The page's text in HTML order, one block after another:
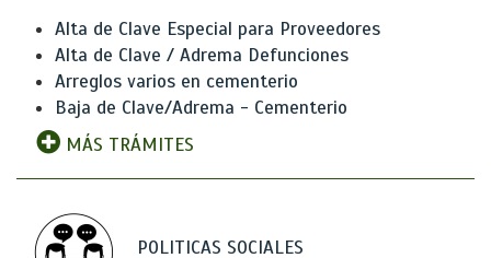
Alta de Clave Especial para Proveedores
Alta de Clave / Adrema Defunciones
Arreglos varios en cementerio
Baja de Clave/Adrema - Cementerio
MÁS TRÁMITES
POLITICAS SOCIALES